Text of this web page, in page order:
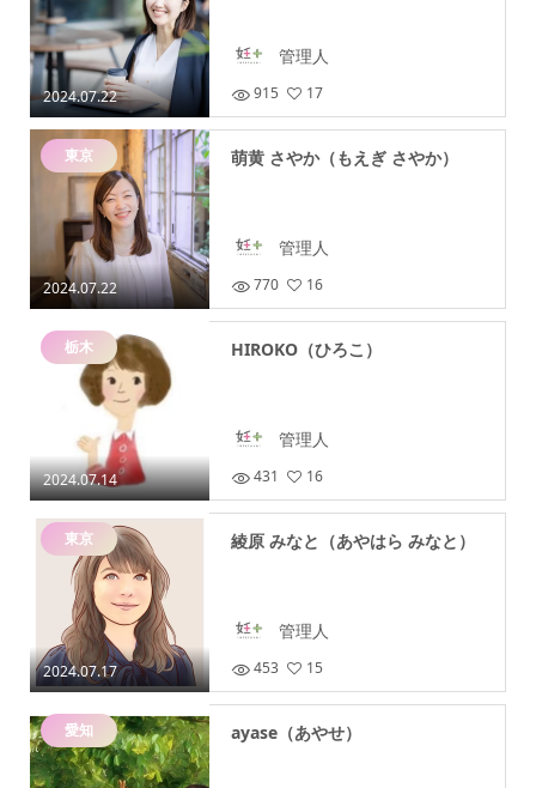
2024.07.22
管理人
915 17
2024.07.22
東京 萌黄 さやか（もえぎ さやか）
管理人
770 16
2024.07.14
栃木 HIROKO（ひろこ）
管理人
431 16
2024.07.17
東京 綾原 みなと（あやはら みなと）
管理人
453 15
愛知 ayase（あやせ）